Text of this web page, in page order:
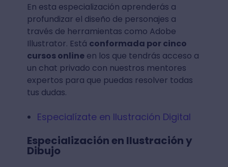
En esta especialización aprenderás a
profundizar el diseño de personajes a
través de herramientas como Adobe
Illustrator. Está conformada por cinco
cursos onlineen los que tendrás acceso a
un chat privado con nuestros mentores
expertos para que puedas resolver todas
tus dudas.
Especialízate en Ilustración Digital
Especialización en Ilustración y
Dibujo